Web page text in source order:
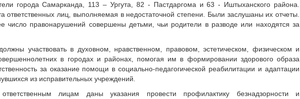
города Самарканда, 113 – Ургута, 82 - Пастдаргома и 63 - Иштыханского района.
ответственных лиц, выполняемая в недостаточной степени. Были заслушаны их отчеты.
число правонарушений совершены детьми, чьи родители в разводе или находятся за
участвовать в духовном, нравственном, правовом, эстетическом, физическом и
в городах и районах, помогая им в формировании здорового образа
за оказание помощи в социально-педагогической реабилитации и адаптации
из исправительных учреждений.
лицам даны указания провести профилактику безнадзорности и